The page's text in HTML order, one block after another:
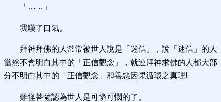
「……」
我嘆了口氣。
拜神拜佛的人常常被世人說是「迷信」，說「迷信」的人
當然不會明白其中的「正信觀念」，就連拜神求佛的人都大部
分不明白其中的「正信觀念」和善惡因果循環之真理!
難怪菩薩認為世人是可憐可憫的了。